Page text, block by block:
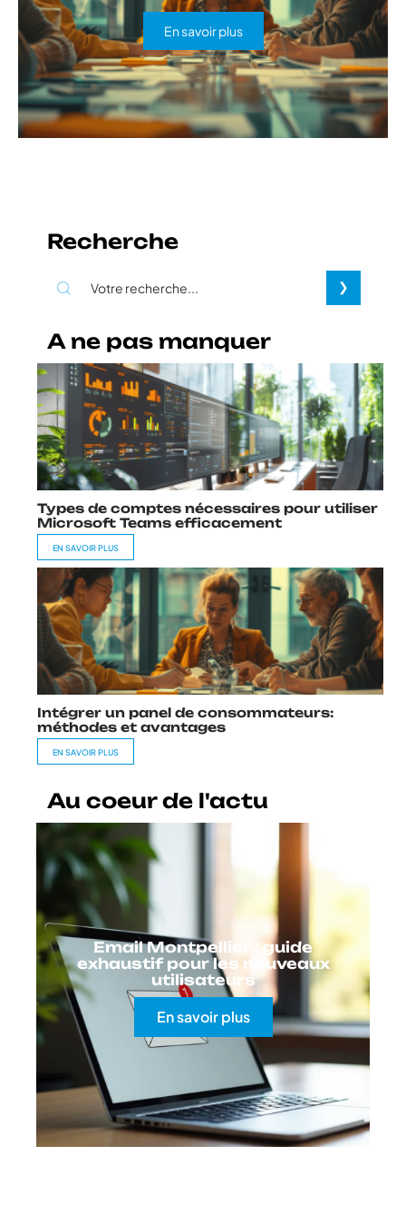
En savoir plus
Recherche
A ne pas manquer
Types de comptes nécessaires pour utiliser
Microsoft Teams efficacement
EN SAVOIR PLUS
Intégrer un panel de consommateurs:
méthodes et avantages
EN SAVOIR PLUS
Au coeur de l'actu
Email Montpellier : guide
exhaustif pour les nouveaux
utilisateurs
En savoir plus